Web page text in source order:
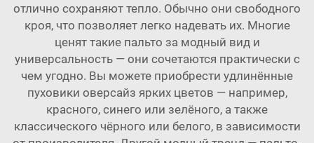
отлично сохраняют тепло. Обычно они свободного
кроя, что позволяет легко надевать их. Многие
ценят такие пальто за модный вид и
универсальность — они сочетаются практически с
чем угодно. Вы можете приобрести удлинённые
пуховики оверсайз ярких цветов — например,
красного, синего или зелёного, а также
классического чёрного или белого, в зависимости